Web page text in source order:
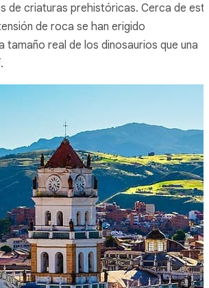
de criaturas prehistóricas. Cerca de
de roca se han erigido
tamaño real de los dinosaurios que una